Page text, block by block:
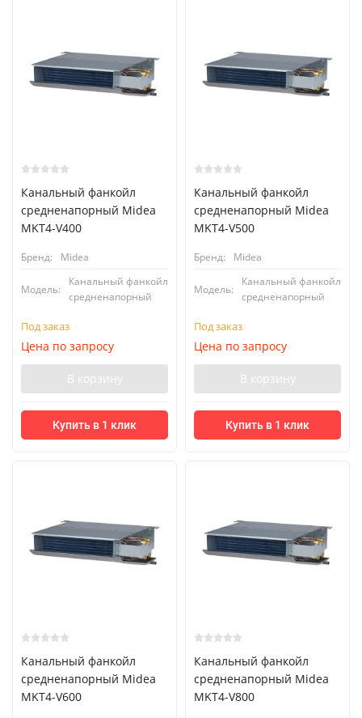
Канальный фанкойл
средненапорный Midea
MKT4-V400
Бренд: Midea
Модель:
Канальный фанкойл
средненапорный
Под заказ
Цена по запросу
В корзину
Купить в 1 клик
Канальный фанкойл
средненапорный Midea
MKT4-V500
Бренд: Midea
Модель:
Канальный фанкойл
средненапорный
Под заказ
Цена по запросу
В корзину
Купить в 1 клик
Канальный фанкойл
средненапорный Midea
MKT4-V600
Канальный фанкойл
средненапорный Midea
MKT4-V800